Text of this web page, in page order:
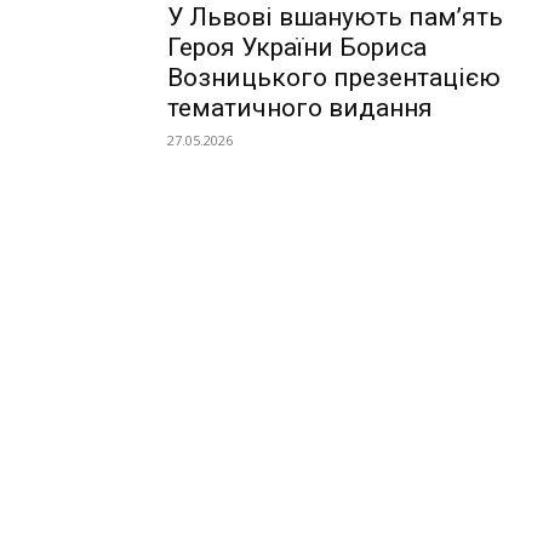
У Львові вшанують пам’ять
Героя України Бориса
Возницького презентацією
тематичного видання
27.05.2026